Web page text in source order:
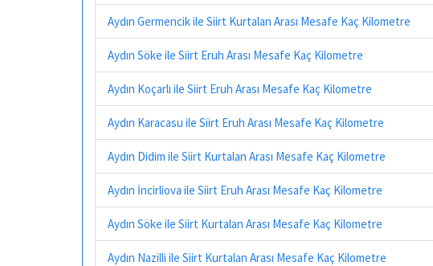
Aydın Germencik ile Siirt Kurtalan Arası Mesafe Kaç Kilometre
Aydın Söke ile Siirt Eruh Arası Mesafe Kaç Kilometre
Aydın Koçarlı ile Siirt Eruh Arası Mesafe Kaç Kilometre
Aydın Karacasu ile Siirt Eruh Arası Mesafe Kaç Kilometre
Aydın Didim ile Siirt Kurtalan Arası Mesafe Kaç Kilometre
Aydın İncirliova ile Siirt Eruh Arası Mesafe Kaç Kilometre
Aydın Söke ile Siirt Kurtalan Arası Mesafe Kaç Kilometre
Aydın Nazilli ile Siirt Kurtalan Arası Mesafe Kaç Kilometre